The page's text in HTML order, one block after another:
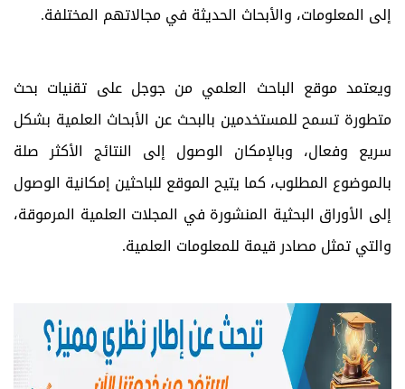
إلى المعلومات، والأبحاث الحديثة في مجالاتهم المختلفة.
ويعتمد موقع الباحث العلمي من جوجل على تقنيات بحث
متطورة تسمح للمستخدمين بالبحث عن الأبحاث العلمية بشكل
سريع وفعال، وبالإمكان الوصول إلى النتائج الأكثر صلة
بالموضوع المطلوب، كما يتيح الموقع للباحثين إمكانية الوصول
إلى الأوراق البحثية المنشورة في المجلات العلمية المرموقة،
والتي تمثل مصادر قيمة للمعلومات العلمية.